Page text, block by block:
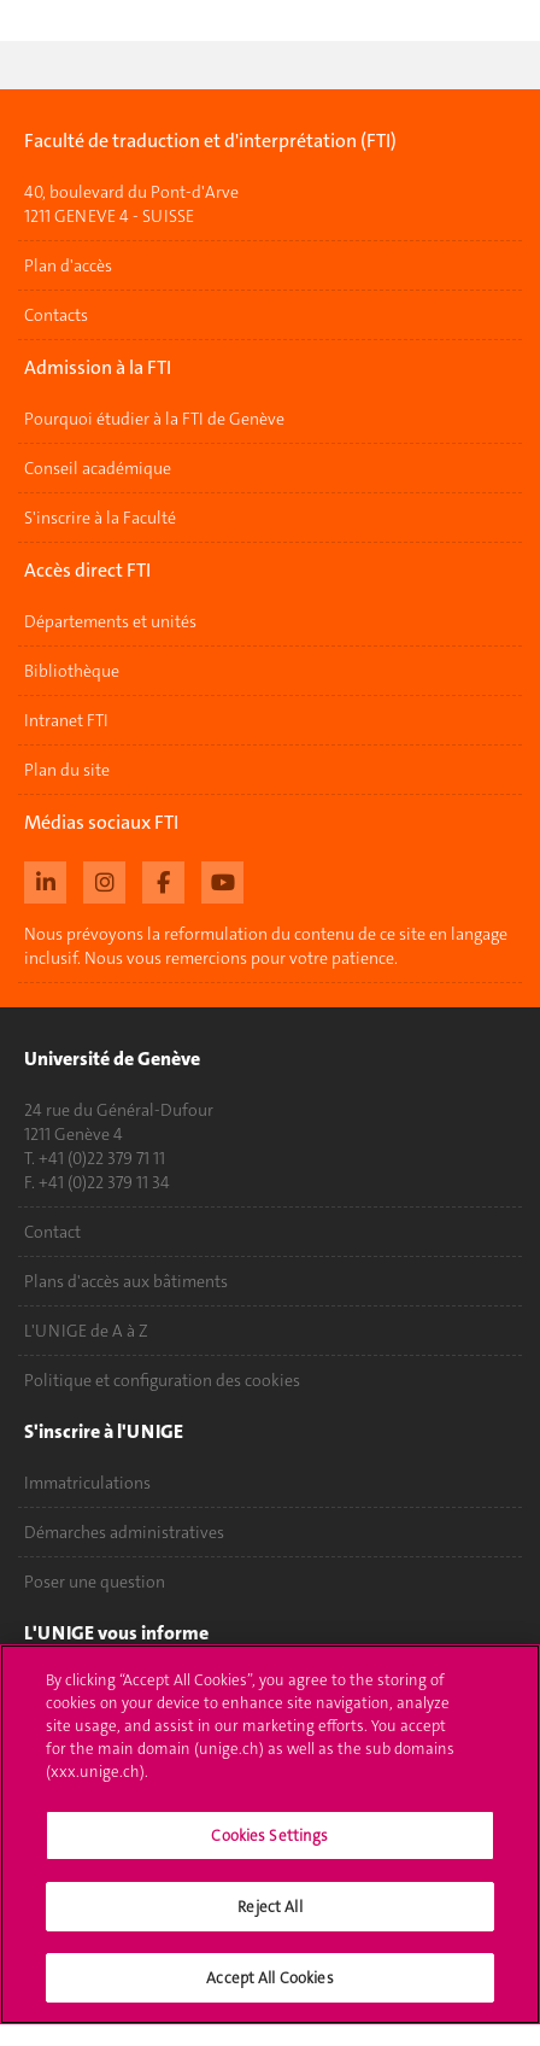
Faculté de traduction et d'interprétation (FTI)
40, boulevard du Pont-d'Arve
1211 GENEVE 4 - SUISSE
Plan d'accès
Contacts
Admission à la FTI
Pourquoi étudier à la FTI de Genève
Conseil académique
S'inscrire à la Faculté
Accès direct FTI
Départements et unités
Bibliothèque
Intranet FTI
Plan du site
Médias sociaux FTI
Nous prévoyons la reformulation du contenu de ce site en langage
inclusif. Nous vous remercions pour votre patience.
Université de Genève
24 rue du Général-Dufour
1211 Genève 4
T. +41 (0)22 379 71 11
F. +41 (0)22 379 11 34
Contact
Plans d'accès aux bâtiments
L'UNIGE de A à Z
Politique et configuration des cookies
S'inscrire à l'UNIGE
Immatriculations
Démarches administratives
Poser une question
L'UNIGE vous informe
UNIGE Mobile
Médias
Offres d'emploi
Calendrier académique
Médias sociaux UNIGE
By clicking “Accept All Cookies”, you agree to the storing of
cookies on your device to enhance site navigation, analyze
site usage, and assist in our marketing efforts. You accept
for the main domain (unige.ch) as well as the sub domains
(xxx.unige.ch).
Cookies Settings
Reject All
Accept All Cookies